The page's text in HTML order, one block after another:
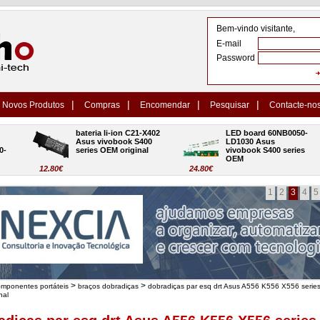
Bem-vindo visitante,
E-mail
Password
Novos Produtos | Compras | Encomendar | Pesquisar | Contacte-
12.80€
bateria li-ion C21-X402
Asus vivobook S400
series OEM original
24.80€
LED board 60NB0050-
LD1030 Asus
vivobook S400 series
OEM
1 2 3 4 5
portáteis > braços dobradiças > dobradiças par esq drt Asus A556 K556 X556 series